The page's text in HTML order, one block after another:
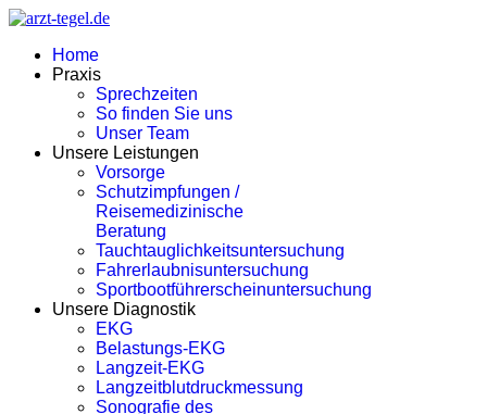
Home
Praxis
Sprechzeiten
So finden Sie uns
Unser Team
Unsere Leistungen
Vorsorge
Schutzimpfungen /
Reisemedizinische
Beratung
Tauchtauglichkeitsuntersuchung
Fahrerlaubnisuntersuchung
Sportbootführerscheinuntersuchung
Unsere Diagnostik
EKG
Belastungs-EKG
Langzeit-EKG
Langzeitblutdruckmessung
Sonografie des